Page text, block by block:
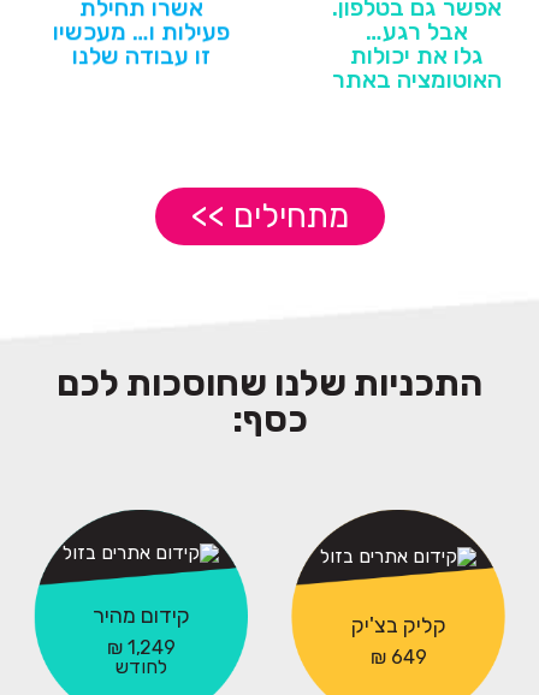
אפשר גם בטלפון.
אבל רגע…
גלו את יכולות
האוטומציה באתר
אשרו תחילת
פעילות ו… מעכשיו
זו עבודה שלנו
מתחילים >>
התכניות שלנו שחוסכות לכם
כסף:
קליק בצ'יק
649 ₪
ראשון בגוגל
כבר מחר.
קידום מהיר
1,249 ₪
לחודש
לתוצאות
הראשונות
בגוגל אורגני.​